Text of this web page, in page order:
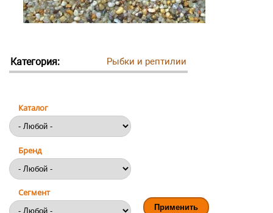
Категория: Рыбки и рептилии
Каталог
Бренд
Сегмент